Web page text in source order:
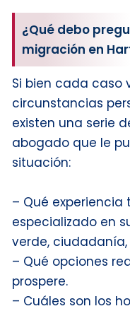
¿Qué debo
migración en
Si bien cada caso
circunstancias
existen una serie
abogado que le
situación:
– Qué
especializado en
verde, ciudadanía,
– Qué opciones
prospere.
– Cuáles son los